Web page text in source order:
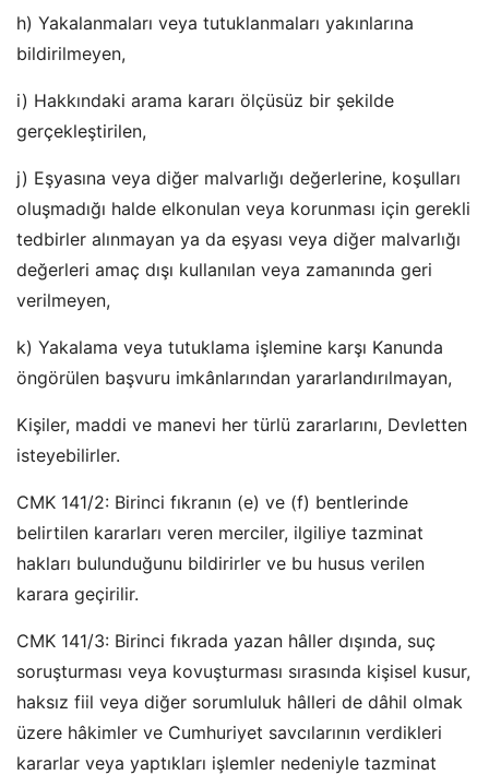
h) Yakalanmaları veya tutuklanmaları yakınlarına
bildirilmeyen,
i) Hakkındaki arama kararı ölçüsüz bir şekilde
gerçekleştirilen,
j) Eşyasına veya diğer malvarlığı değerlerine, koşulları
oluşmadığı halde elkonulan veya korunması için gerekli
tedbirler alınmayan ya da eşyası veya diğer malvarlığı
değerleri amaç dışı kullanılan veya zamanında geri
verilmeyen,
k) Yakalama veya tutuklama işlemine karşı Kanunda
öngörülen başvuru imkânlarından yararlandırılmayan,
Kişiler, maddi ve manevi her türlü zararlarını, Devletten
isteyebilirler.
CMK 141/2: Birinci fıkranın (e) ve (f) bentlerinde
belirtilen kararları veren merciler, ilgiliye tazminat
hakları bulunduğunu bildirirler ve bu husus verilen
karara geçirilir.
CMK 141/3: Birinci fıkrada yazan hâller dışında, suç
soruşturması veya kovuşturması sırasında kişisel kusur,
haksız fiil veya diğer sorumluluk hâlleri de dâhil olmak
üzere hâkimler ve Cumhuriyet savcılarının verdikleri
kararlar veya yaptıkları işlemler nedeniyle tazminat